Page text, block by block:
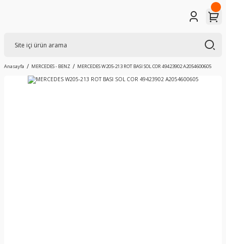
Anasayfa MERCEDES - BENZ MERCEDES W205-213 ROT BASI SOL COR 49423902 A2054600605